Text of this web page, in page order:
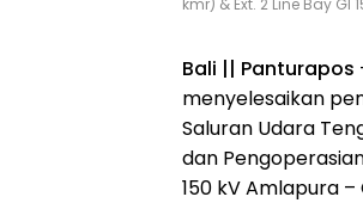
Bali || Panturapos
menyelesaikan
Saluran Udara
dan
150 kV Amlapura